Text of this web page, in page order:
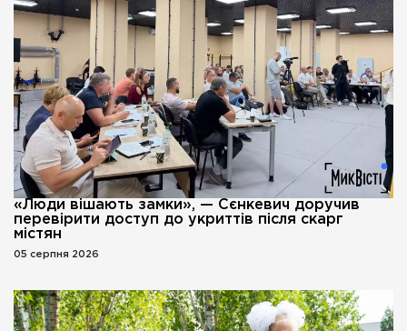
«Люди вішають замки», — Сєнкевич доручив
перевірити доступ до укриттів після скарг
містян
05 серпня 2026